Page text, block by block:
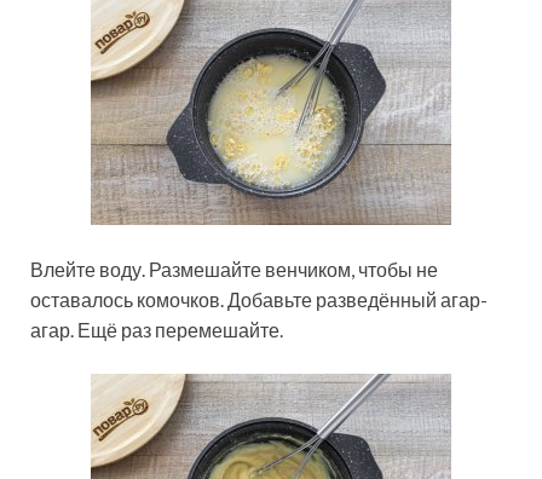
Влейте воду. Размешайте венчиком, чтобы не
оставалось комочков. Добавьте разведённый агар-
агар. Ещё раз перемешайте.